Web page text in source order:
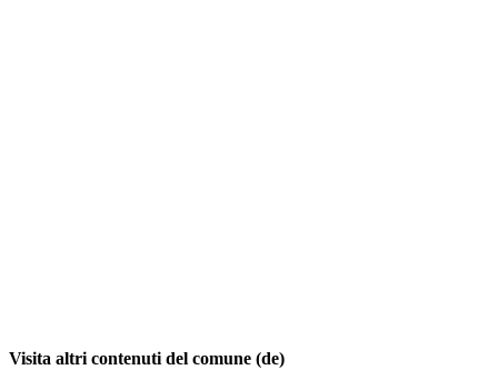
Visita altri contenuti del comune (de)